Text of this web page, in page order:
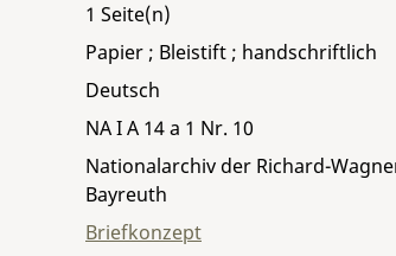
1
Papier ; Bleistift ; handschriftlich
Deutsch
NA I A 14 a 1 Nr. 10
Nationalarchiv der Richard-
Bayreuth
Briefkonzept